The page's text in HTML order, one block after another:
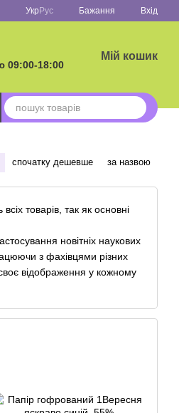
Укр Рус Бажання Вхід
09:00-18:00
Мій кошик
спочатку дешевше за назвою
товарів, так як основні
новітніх наукових
з фахівцями різних
своє відображення у кожному